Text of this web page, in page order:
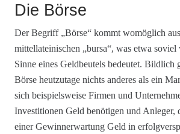
Die Börse
Der Begriff „Börse“ kommt womöglich
mittellateinischen „bursa“, was etwa
Sinne eines Geldbeutels bedeutet. Bildlich
Börse heutzutage nichts anderes als ein
sich beispielsweise Firmen und
Investitionen Geld benötigen und Anleger,
einer Gewinnerwartung Geld in